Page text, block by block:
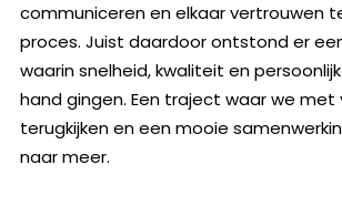
communiceren en elkaar vertrouwen
proces. Juist daardoor ontstond er
waarin snelheid, kwaliteit en
hand gingen. Een traject waar we met
terugkijken en een mooie
naar meer.